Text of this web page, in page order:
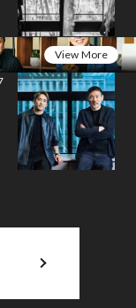
View More